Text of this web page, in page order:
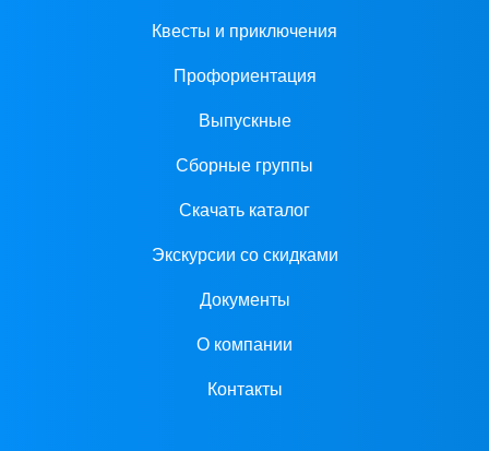
Квесты и приключения
Профориентация
Выпускные
Сборные группы
Скачать каталог
Экскурсии со скидками
Документы
О компании
Контакты